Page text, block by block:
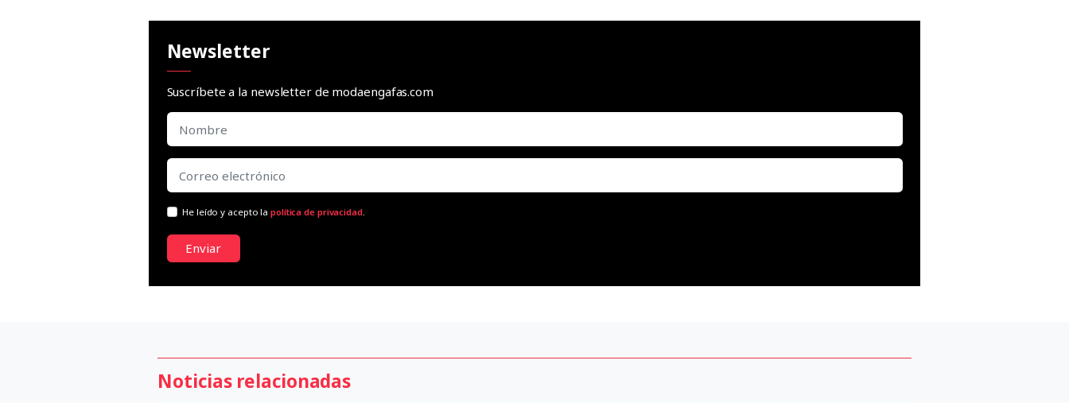
Newsletter
Suscríbete a la newsletter de modaengafas.com
He leído y acepto lapolítica de privacidad.
Enviar
Noticias relacionadas